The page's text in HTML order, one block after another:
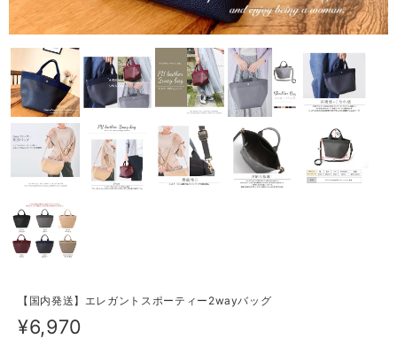
【国内発送】エレガントスポーティー2wayバッグ
¥6,970